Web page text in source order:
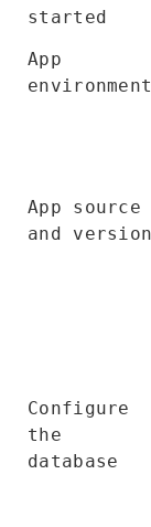
started
App
environment
App source
and version
Configure
the
database